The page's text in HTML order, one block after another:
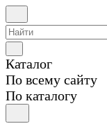
Каталог
По всему сайту
По каталогу